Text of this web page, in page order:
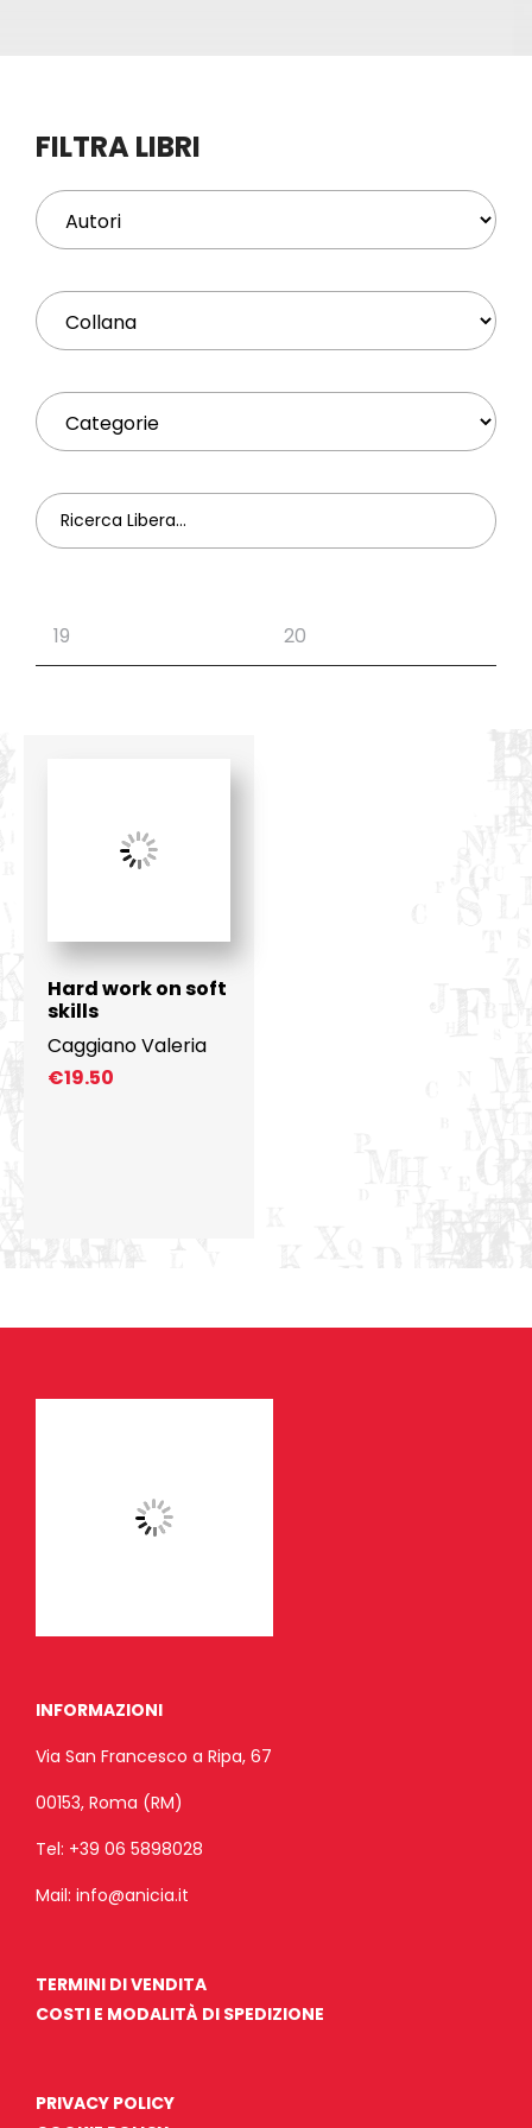
Profilo
FILTRA LIBRI
Hard work on soft
skills
Caggiano Valeria
€19.50
INFORMAZIONI
Via San Francesco a Ripa, 67
00153, Roma (RM)
Tel: +39 06 5898028
Mail: info@anicia.it
TERMINI DI VENDITA
COSTI E MODALITÀ DI SPEDIZIONE
PRIVACY POLICY